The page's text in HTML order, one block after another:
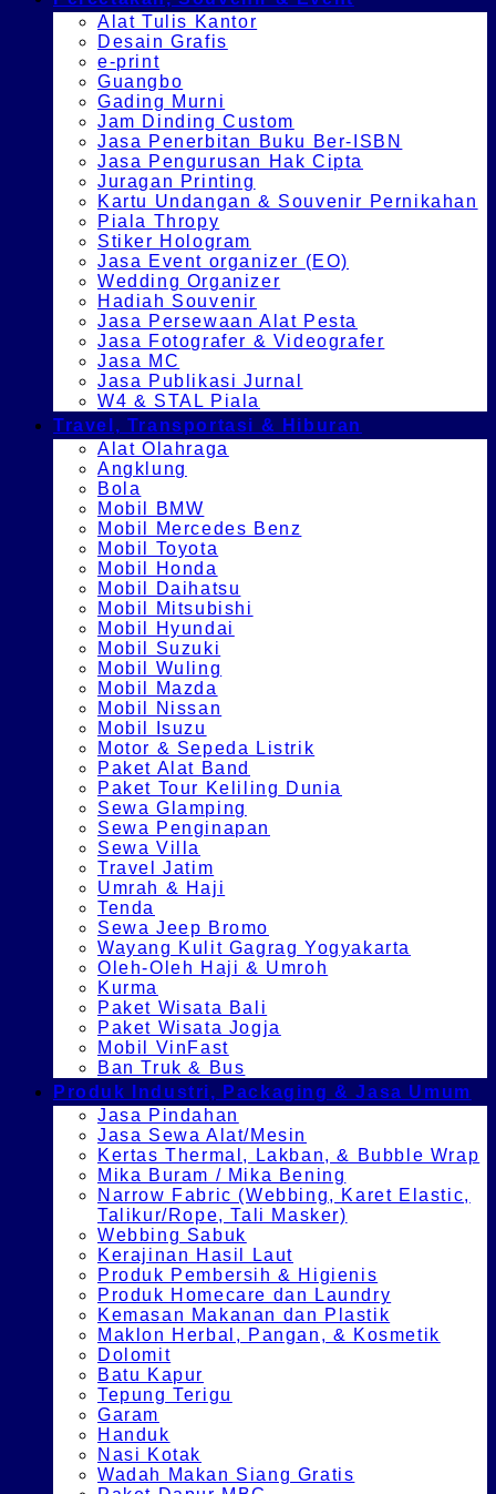
Alat Tulis Kantor
Desain Grafis
e-print
Guangbo
Gading Murni
Jam Dinding Custom
Jasa Penerbitan Buku Ber-ISBN
Jasa Pengurusan Hak Cipta
Juragan Printing
Kartu Undangan & Souvenir Pernikahan
Piala Thropy
Stiker Hologram
Jasa Event organizer (EO)
Wedding Organizer
Hadiah Souvenir
Jasa Persewaan Alat Pesta
Jasa Fotografer & Videografer
Jasa MC
Jasa Publikasi Jurnal
W4 & STAL Piala
Travel, Transportasi & Hiburan
Alat Olahraga
Angklung
Bola
Mobil BMW
Mobil Mercedes Benz
Mobil Toyota
Mobil Honda
Mobil Daihatsu
Mobil Mitsubishi
Mobil Hyundai
Mobil Suzuki
Mobil Wuling
Mobil Mazda
Mobil Nissan
Mobil Isuzu
Motor & Sepeda Listrik
Paket Alat Band
Paket Tour Keliling Dunia
Sewa Glamping
Sewa Penginapan
Sewa Villa
Travel Jatim
Umrah & Haji
Tenda
Sewa Jeep Bromo
Wayang Kulit Gagrag Yogyakarta
Oleh-Oleh Haji & Umroh
Kurma
Paket Wisata Bali
Paket Wisata Jogja
Mobil VinFast
Ban Truk & Bus
Produk Industri, Packaging & Jasa Umum
Jasa Pindahan
Jasa Sewa Alat/Mesin
Kertas Thermal, Lakban, & Bubble Wrap
Mika Buram / Mika Bening
Narrow Fabric (Webbing, Karet Elastic,
Talikur/Rope, Tali Masker)
Webbing Sabuk
Kerajinan Hasil Laut
Produk Pembersih & Higienis
Produk Homecare dan Laundry
Kemasan Makanan dan Plastik
Maklon Herbal, Pangan, & Kosmetik
Dolomit
Batu Kapur
Tepung Terigu
Garam
Handuk
Nasi Kotak
Wadah Makan Siang Gratis